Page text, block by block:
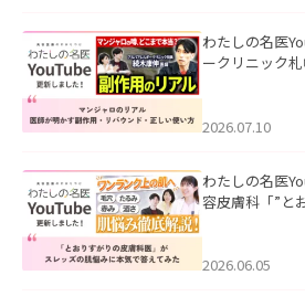
わたしの名医
ークリニック
た。
2026.07.10
わたしの名医
容皮膚科「”と
2026.06.05